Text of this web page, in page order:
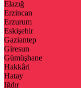
Elazığ
Erzincan
Erzurum
Eskişehir
Gaziantep
Giresun
Gümüşhane
Hakkâri
Hatay
Iğdır